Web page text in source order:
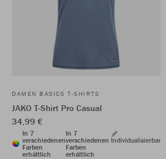
DAMEN BASICS T-SHIRTS
JAKO T-Shirt Pro Casual
34,99 €
In 7
verschiedenen
Farben
erhältlich
In 7
verschiedenen
Farben
erhältlich
Individualisierbar